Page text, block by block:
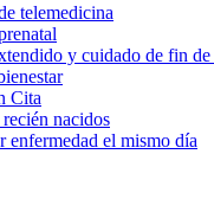
telemedicina
y cuidado de fin de
Cita
nacidos
enfermedad el mismo día